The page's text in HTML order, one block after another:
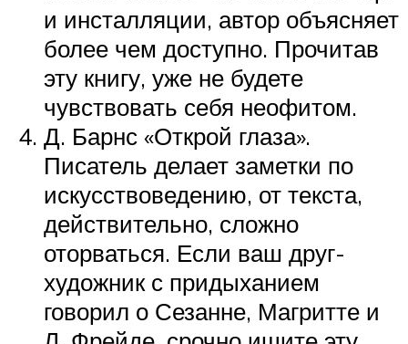
и инсталляции, автор объясняет
более чем доступно. Прочитав
эту книгу, уже не будете
чувствовать себя неофитом.
Д. Барнс «Открой глаза».
Писатель делает заметки по
искусствоведению, от текста,
действительно, сложно
оторваться. Если ваш друг-
художник с придыханием
говорил о Сезанне, Магритте и